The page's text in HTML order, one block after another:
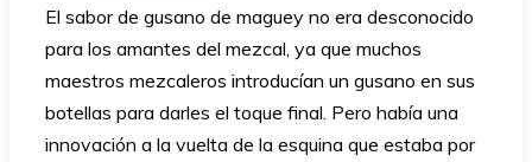
El sabor de gusano de maguey no era desconocido
para los amantes del mezcal, ya que muchos
maestros mezcaleros introducían un gusano en sus
botellas para darles el toque final. Pero había una
innovación a la vuelta de la esquina que estaba por